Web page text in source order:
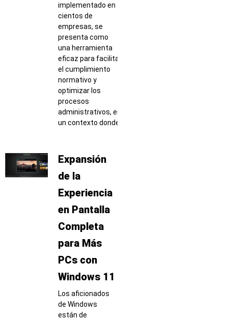
implementado en
cientos de
empresas, se
presenta como
una herramienta
eficaz para facilitar
el cumplimiento
normativo y
optimizar los
procesos
administrativos, en
un contexto donde
Expansión
de la
Experiencia
en Pantalla
Completa
para Más
PCs con
Windows 11
Los aficionados
de Windows
están de